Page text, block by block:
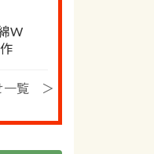
W
一覧 ＞